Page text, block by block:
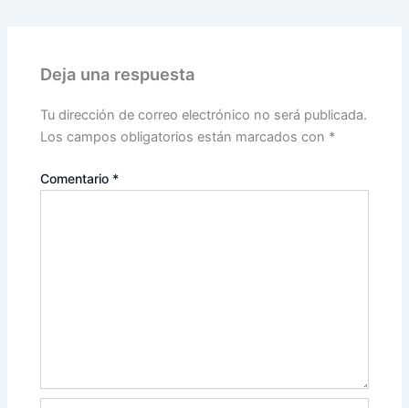
Deja una respuesta
Tu dirección de correo electrónico no será publicada.
Los campos obligatorios están marcados con *
Comentario *